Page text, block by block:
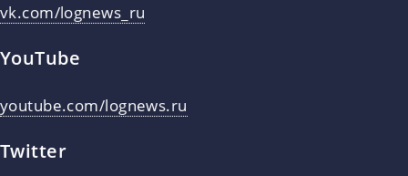
vk.com/lognews_ru
YouTube
youtube.com/lognews.ru
Twitter